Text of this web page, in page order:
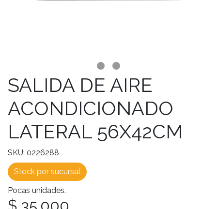
SALIDA DE AIRE
ACONDICIONADO
LATERAL 56X42CM
SKU: 0226288
Stock por sucursal
Pocas unidades.
$ 35.000